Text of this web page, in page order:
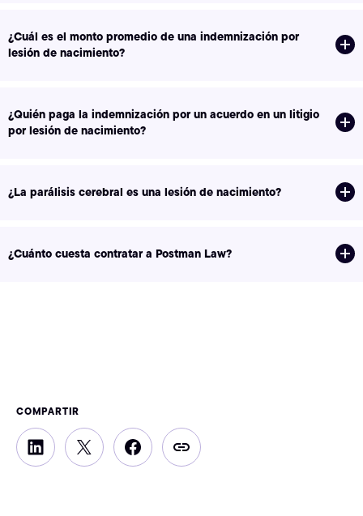
¿Cuál es el monto promedio de una indemnización por
lesión de nacimiento?
¿Quién paga la indemnización por un acuerdo en un litigio
por lesión de nacimiento?
¿La parálisis cerebral es una lesión de nacimiento?
¿Cuánto cuesta contratar a Postman Law?
COMPARTIR